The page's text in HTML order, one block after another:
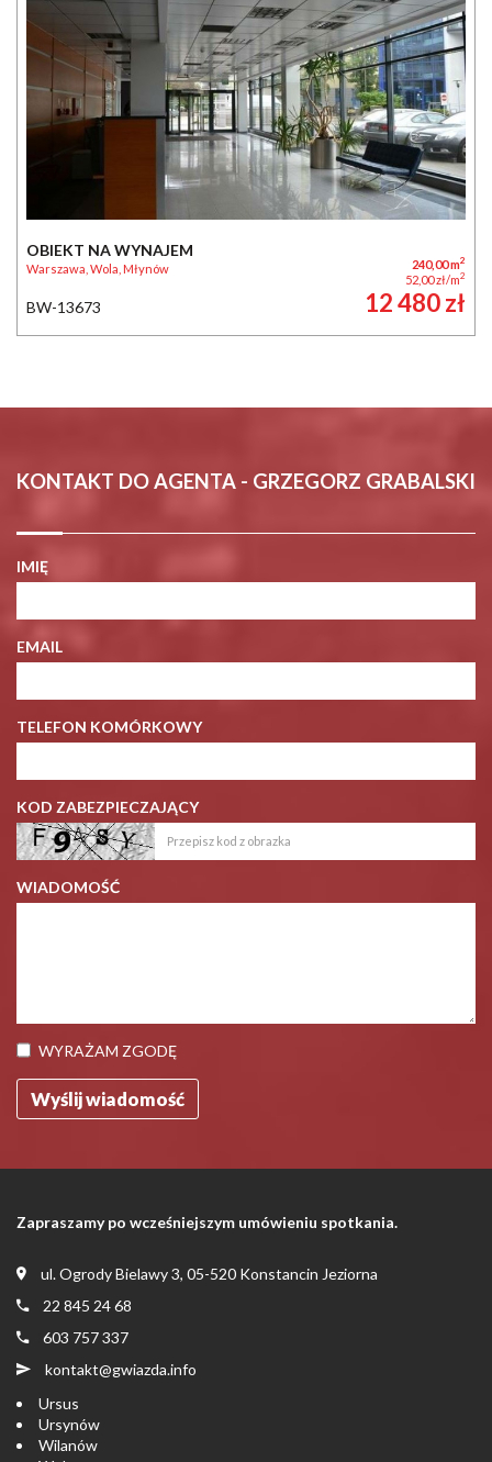
OBIEKT NA WYNAJEM
Warszawa, Wola, Młynów 240,00 m2
52,00 zł/m2
BW-13673 12 480 zł
KONTAKT DO AGENTA - GRZEGORZ GRABALSKI
IMIĘ
EMAIL
TELEFON KOMÓRKOWY
KOD ZABEZPIECZAJĄCY
WIADOMOŚĆ
WYRAŻAM ZGODĘ
Zapraszamy po wcześniejszym umówieniu spotkania.
ul. Ogrody Bielawy 3, 05-520 Konstancin Jeziorna
22 845 24 68
603 757 337
kontakt@gwiazda.info
Ursus
Ursynów
Wilanów